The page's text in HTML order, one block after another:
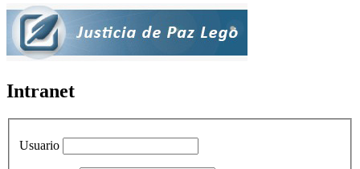
Intranet
Usuario